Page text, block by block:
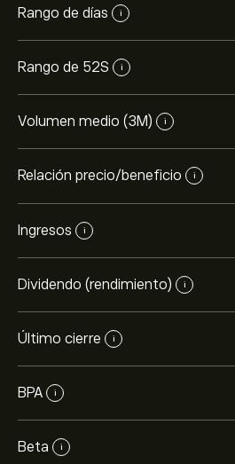
Rango de días i
Rango de 52S i
Volumen medio (3M) i
Relación precio/beneficio i
Ingresos i
Dividendo (rendimiento) i
Último cierre i
BPA i
Beta i